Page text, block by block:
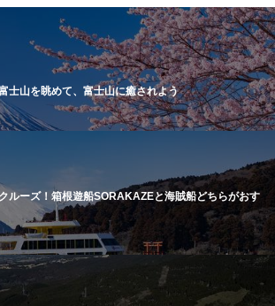
士山を眺めて、富士山に癒されよう
ルーズ！箱根遊船SORAKAZEと海賊船どちらがおす